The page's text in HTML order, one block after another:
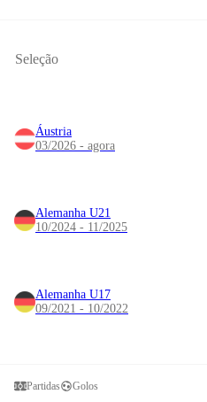
Seleção
Áustria
03/2026 - agora
Alemanha U21
10/2024 - 11/2025
Alemanha U17
09/2021 - 10/2022
Partidas Golos